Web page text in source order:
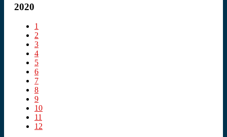
2020
1
2
3
4
5
6
7
8
9
10
11
12